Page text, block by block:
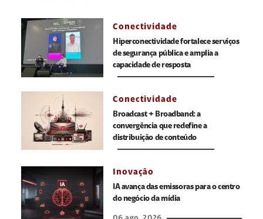
Conectividade
Hiperconectividade fortalece serviços
de segurança pública e amplia a
capacidade de resposta
Conectividade
Broadcast + Broadband: a
convergência que redefine a
distribuição de conteúdo
Inovação
IA avança das emissoras para o centro
do negócio da mídia